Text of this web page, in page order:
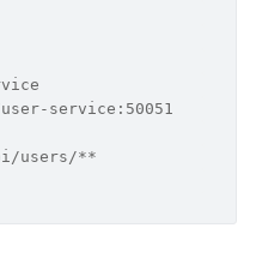
service:50051
users/**